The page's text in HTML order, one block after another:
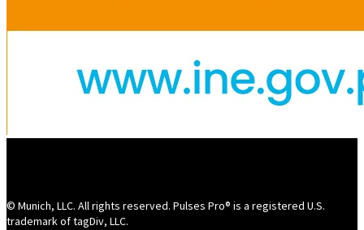
© Munich, LLC. All rights reserved. Pulses Pro® is a registered U.S.
trademark of tagDiv, LLC.